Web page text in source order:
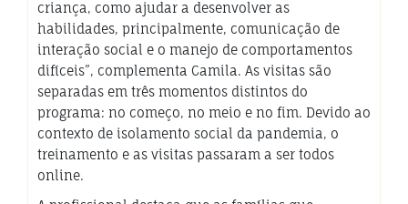
criança, como ajudar a desenvolver as
habilidades, principalmente, comunicação de
interação social e o manejo de comportamentos
difíceis”, complementa Camila. As visitas são
separadas em três momentos distintos do
programa: no começo, no meio e no fim. Devido ao
contexto de isolamento social da pandemia, o
treinamento e as visitas passaram a ser todos
online.